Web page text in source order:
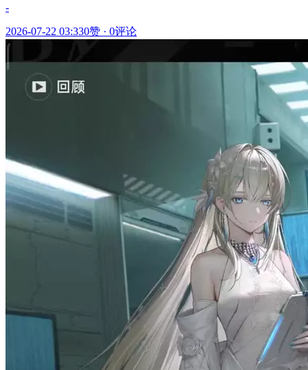
-
2026-07-22 03:330赞 · 0评论